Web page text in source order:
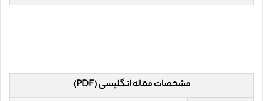
مشخصات مقاله انگلیسی (PDF)